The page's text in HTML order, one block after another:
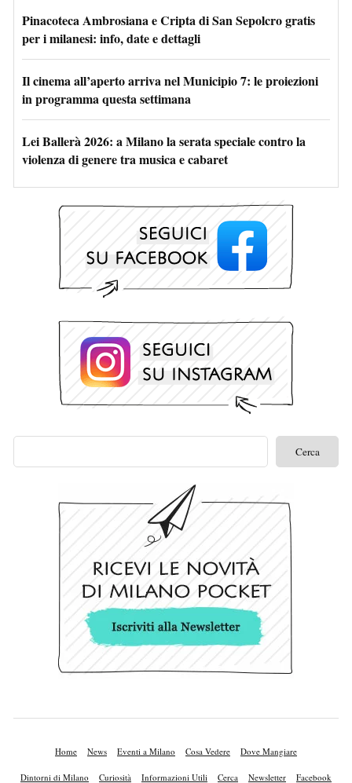
Pinacoteca Ambrosiana e Cripta di San Sepolcro gratis
per i milanesi: info, date e dettagli
Il cinema all’aperto arriva nel Municipio 7: le proiezioni
in programma questa settimana
Lei Ballerà 2026: a Milano la serata speciale contro la
violenza di genere tra musica e cabaret
Home News Eventi a Milano Cosa Vedere Dove Mangiare
Dintorni di Milano Curiosità Informazioni Utili Cerca Newsletter Facebook